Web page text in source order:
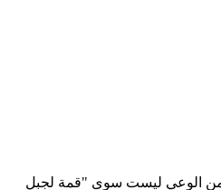
من الوعي ليست سوى "قمة لجبل